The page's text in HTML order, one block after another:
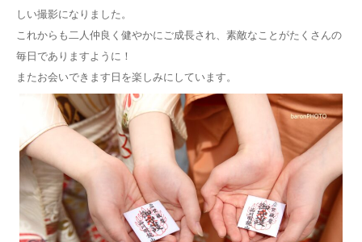
しい撮影になりました。
これからも二人仲良く健やかにご成長され、素敵なことがたくさんの
毎日でありますように！
またお会いできます日を楽しみにしています。